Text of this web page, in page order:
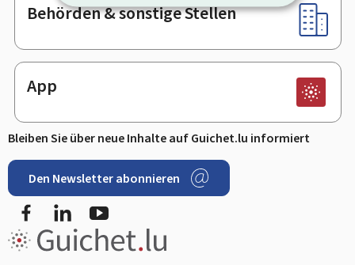
Behörden & sonstige Stellen
App
Bleiben Sie über neue Inhalte auf Guichet.lu informiert
Den Newsletter abonnieren
FacebookLinkedIn